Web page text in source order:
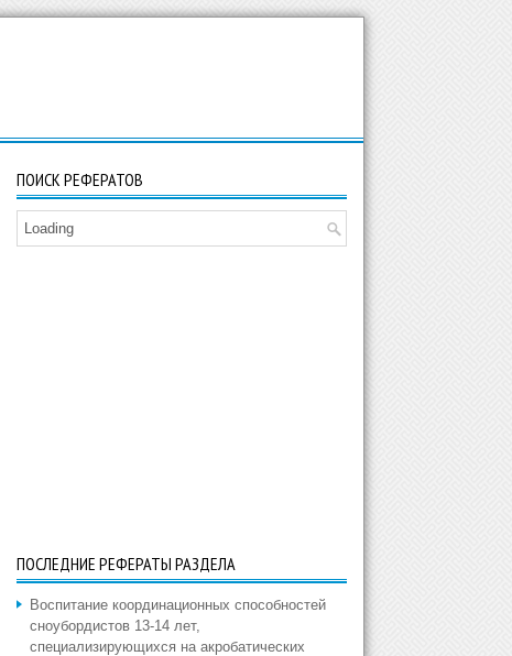
ПОИСК РЕФЕРАТОВ
Loading
ПОСЛЕДНИЕ РЕФЕРАТЫ РАЗДЕЛА
Воспитание координационных способностей
сноубордистов 13-14 лет,
специализирующихся на акробатических